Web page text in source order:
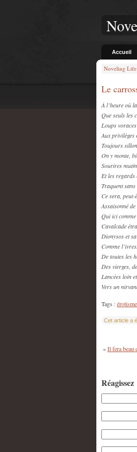
Accueil
Noveling Life
Le
À l’heure où
Que seuls les
Loups
Aux privilèges
Toujours
On y monte,
Sourires
Et les regards
Traquent
Ce sera,
Assaisonné
Qui ici
Cavalcade
Dionysos et
Comme
De toutes les
Des vierges,
Lancées loin
Vers un
Tags :érotisme
Cet article a
«Il fera beau
Réagissez